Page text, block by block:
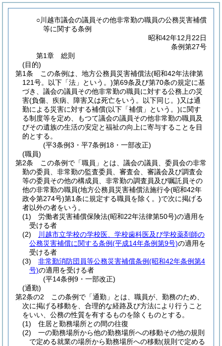
○川越市議会の議員その他非常勤の職員の公務災害補償
等に関する条例
昭和42年12月22日
条例第27号
第1章
総則
(目的)
第1条
この条例は、地方公務員災害補償法(昭和42年法律第
121号。以下「法」という。)第69条及び第70条の規定に基
づき、議会の議員その他非常勤の職員に対する公務上の災
害(負傷、疾病、障害又は死亡をいう。以下同じ。)又は通
勤による災害に対する補償(以下「補償」という。)に関す
る制度等を定め、もつて議会の議員その他非常勤の職員及
びその遺族の生活の安定と福祉の向上に寄与することを目
的とする。
(平3条例3・平7条例18・一部改正)
(職員)
第2条
この条例で「職員」とは、議会の議員、委員会の非常
勤の委員、非常勤の監査委員、審査会、審議会及び調査会
等の委員その他の構成員、非常勤の調査員及び嘱託員その
他の非常勤の職員(地方公務員災害補償法施行令(昭和42年
政令第274号)第1条に規定する職員を除く。)で次に掲げる
者以外の者をいう。
(1)
労働者災害補償保険法(昭和22年法律第50号)の適用を
受ける者
(2)
川越市立学校の学校医、学校歯科医及び学校薬剤師の
公務災害補償に関する条例(平成14年条例第9号)の適用を
受ける者
(3)
非常勤消防団員等公務災害補償条例(昭和42年条例第4
号)の適用を受ける者
(平14条例9・一部改正)
(通勤)
第2条の2
この条例で「通勤」とは、職員が、勤務のため、
次に掲げる移動を、合理的な経路及び方法により行うこと
をいい、公務の性質を有するものを除くものとする。
(1)
住居と勤務場所との間の往復
(2)
一の勤務場所から他の勤務場所への移動その他の規則
で定める就業の場所から勤務場所への移動(規則で定める